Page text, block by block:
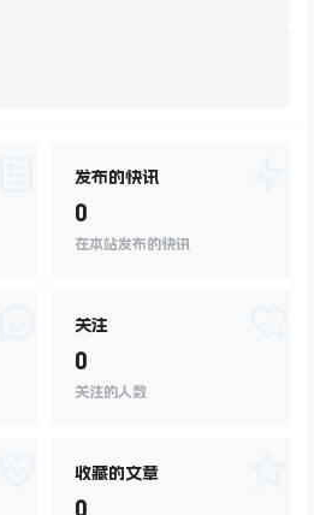
发布的快讯
0
在本站发布的快讯
关注
0
关注的人数
收藏的文章
0